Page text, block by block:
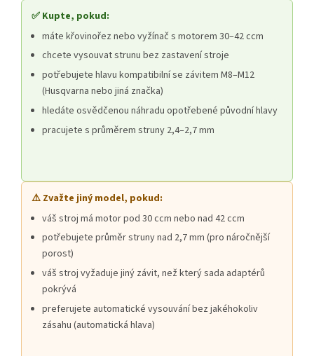
✅ Kupte, pokud:
máte křovinořez nebo vyžínač s motorem 30–42 ccm
chcete vysouvat strunu bez zastavení stroje
potřebujete hlavu kompatibilní se závitem M8–M12
(Husqvarna nebo jiná značka)
hledáte osvědčenou náhradu opotřebené původní hlavy
pracujete s průměrem struny 2,4–2,7 mm
⚠️ Zvažte jiný model, pokud:
váš stroj má motor pod 30 ccm nebo nad 42 ccm
potřebujete průměr struny nad 2,7 mm (pro náročnější
porost)
váš stroj vyžaduje jiný závit, než který sada adaptérů
pokrývá
preferujete automatické vysouvání bez jakéhokoliv
zásahu (automatická hlava)